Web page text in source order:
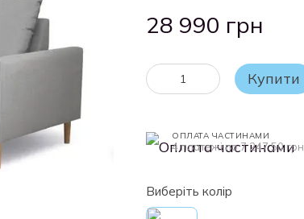
28 990 грн
Купити
ОПЛАТА ЧАСТИНАМИ
4 платежі по 7 247.50 грн
Виберіть колір